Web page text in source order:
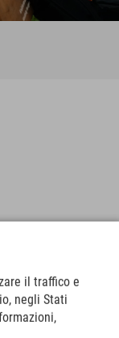
il traffico e
negli Stati